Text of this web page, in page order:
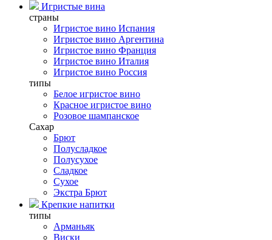
Игристые вина
страны
Игристое вино Испания
Игристое вино Аргентина
Игристое вино Франция
Игристое вино Италия
Игристое вино Россия
типы
Белое игристое вино
Красное игристое вино
Розовое шампанское
Сахар
Брют
Полусладкое
Полусухое
Сладкое
Сухое
Экстра Брют
Крепкие напитки
типы
Арманьяк
Виски